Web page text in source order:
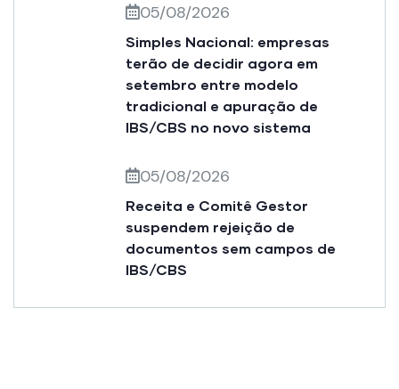
05/08/2026
Simples Nacional: empresas
terão de decidir agora em
setembro entre modelo
tradicional e apuração de
IBS/CBS no novo sistema
05/08/2026
Receita e Comitê Gestor
suspendem rejeição de
documentos sem campos de
IBS/CBS